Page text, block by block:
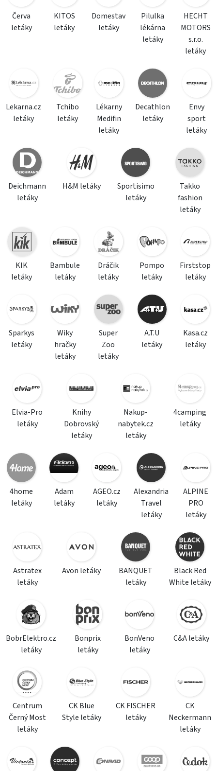
Červa
letáky
KITOS
letáky
Domestav
letáky
Pilulka
lékárna
letáky
HECHT
MOTORS
s.r.o.
letáky
Lekarna.cz
letáky
Tchibo
letáky
Lékarny
Medifin
letáky
Decathlon
letáky
Envy
sport
letáky
Deichmann
letáky
H&M letáky
Sportisimo
letáky
Takko
fashion
letáky
KIK
letáky
Bambule
letáky
Dráčik
letáky
Pompo
letáky
Firststop
letáky
Sparkys
letáky
Wiky
hračky
letáky
Super
Zoo
letáky
A.T.U
letáky
Kasa.cz
letáky
Elvia-Pro
letáky
Knihy
Dobrovský
letáky
Nakup-
nabytek.cz
letáky
4camping
letáky
4home
letáky
Adam
letáky
AGEO.cz
letáky
Alexandria
Travel
letáky
ALPINE
PRO
letáky
Astratex
letáky
Avon letáky
BANQUET
letáky
Black Red
White letáky
BobrElektro.cz
letáky
Bonprix
letáky
BonVeno
letáky
C&A letáky
Centrum
Černý Most
letáky
CK Blue
Style letáky
CK FISCHER
letáky
CK
Neckermann
letáky